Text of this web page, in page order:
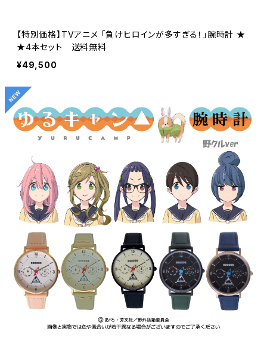
【特別価格】TVアニメ 「負けヒロインが多すぎる！」腕時計 ★
★4本セット 送料無料
¥49,500